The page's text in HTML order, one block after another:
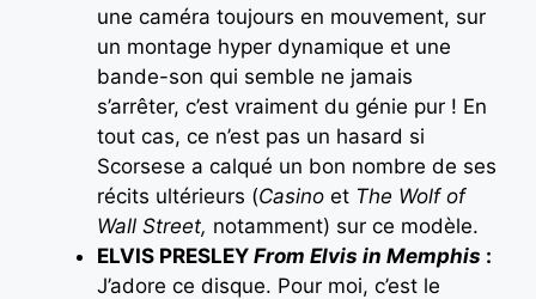
une caméra toujours en mouvement, sur
un montage hyper dynamique et une
bande-son qui semble ne jamais
s’arrêter, c’est vraiment du génie pur ! En
tout cas, ce n’est pas un hasard si
Scorsese a calqué un bon nombre de ses
récits ultérieurs (Casino et The Wolf of
Wall Street, notamment) sur ce modèle.
ELVIS PRESLEY From Elvis in Memphis :
J’adore ce disque. Pour moi, c’est le